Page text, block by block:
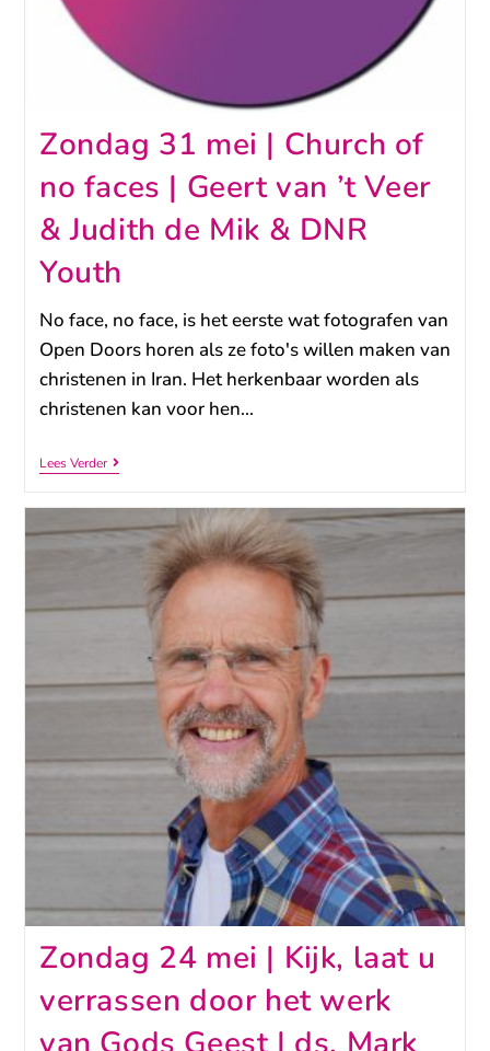
Zondag 31 mei | Church of
no faces | Geert van ’t Veer
& Judith de Mik & DNR
Youth
No face, no face, is het eerste wat fotografen van
Open Doors horen als ze foto's willen maken van
christenen in Iran. Het herkenbaar worden als
christenen kan voor hen…
Lees Verder
Zondag 24 mei | Kijk, laat u
verrassen door het werk